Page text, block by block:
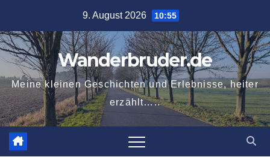
springen
9. August 2026 10:55
Wanderbruder.de
Meine kleinen Geschichten und Erlebnisse, heiter
erzählt…..